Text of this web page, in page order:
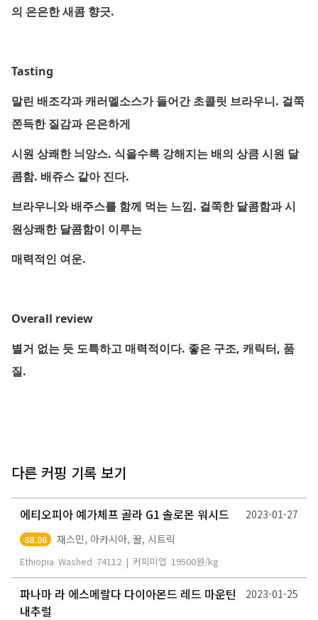
의 은은한 새콤 향긋.
Tasting
말린 배조각과 캐러멜소스가 들어간 초콜릿 브라우니. 걸쭉
쫀득한 질감과 은은하게
시원 상쾌한 늬앙스. 식을수록 강해지는 배의 상큼 시원 달
콤함. 배쥬스 같아 진다.
브라우니와 배주스를 함께 먹는 느낌. 걸쭉한 달콤함과 시
원상쾌한 달콤함이 이루는
매력적인 여운.
Overall review
별거 없는 듯 도특하고 매력적이다. 좋은 구조, 캐릭터, 품
질.
다른 커핑 기록 보기
에티오피아 예가체프 골라 G1 솔로몬 워시드 2023-01-27
88.06 재스민, 아카시아, 꿀, 시트릭
Ethiopia Washed 74112 | 커피미업 19500원/kg
파나마 라 에스메랄다 다이아몬드 레드 마운틴
내추럴
2023-01-25